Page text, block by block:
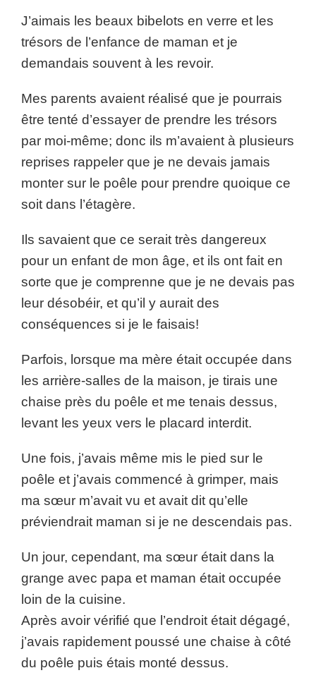
J’aimais les beaux bibelots en verre et les
trésors de l’enfance de maman et je
demandais souvent à les revoir.
Mes parents avaient réalisé que je pourrais
être tenté d’essayer de prendre les trésors
par moi-même; donc ils m’avaient à plusieurs
reprises rappeler que je ne devais jamais
monter sur le poêle pour prendre quoique ce
soit dans l’étagère.
Ils savaient que ce serait très dangereux
pour un enfant de mon âge, et ils ont fait en
sorte que je comprenne que je ne devais pas
leur désobéir, et qu’il y aurait des
conséquences si je le faisais!
Parfois, lorsque ma mère était occupée dans
les arrière-salles de la maison, je tirais une
chaise près du poêle et me tenais dessus,
levant les yeux vers le placard interdit.
Une fois, j’avais même mis le pied sur le
poêle et j’avais commencé à grimper, mais
ma sœur m’avait vu et avait dit qu’elle
préviendrait maman si je ne descendais pas.
Un jour, cependant, ma sœur était dans la
grange avec papa et maman était occupée
loin de la cuisine.
Après avoir vérifié que l’endroit était dégagé,
j’avais rapidement poussé une chaise à côté
du poêle puis étais monté dessus.